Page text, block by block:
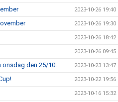
2023-10-26 19:40
2023-10-26 19:30
2023-10-26 18:42
2023-10-26 09:45
den 25/10. 2023-10-23 13:47
2023-10-22 19:56
2023-10-16 15:32